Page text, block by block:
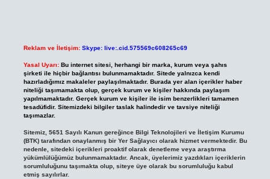
Reklam ve İletişim: Skype: live:.cid.575569c608265c69
Yasal Uyarı: Bu internet sitesi, herhangi bir marka, kurum veya şahıs
şirketi ile hiçbir bağlantısı bulunmamaktadır. Sitede yalnızca kendi
hazırladığımız makaleler paylaşılmaktadır. Burada yer alan içerikler haber
niteliği taşımamakta olup, gerçek kurum ve kişiler hakkında paylaşım
yapılmamaktadır. Gerçek kurum ve kişiler ile isim benzerlikleri tamamen
tesadüfidir. Sitemizdeki bilgiler taslak halindedir ve tavsiye niteliği
taşımazlar.
Sitemiz, 5651 Sayılı Kanun gereğince Bilgi Teknolojileri ve İletişim Kurumu
(BTK) tarafından onaylanmış bir Yer Sağlayıcı olarak hizmet vermektedir. Bu
nedenle, sitedeki içerikleri proaktif olarak denetleme veya araştırma
yükümlülüğümüz bulunmamaktadır. Ancak, üyelerimiz yazdıkları içeriklerin
sorumluluğunu taşımakta olup, siteye üye olarak bu sorumluluğu kabul
etmiş sayılırlar.